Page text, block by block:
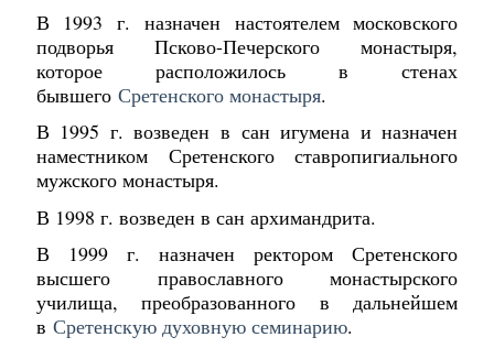
В 1993 г. назначен настоятелем московского
подворья Псково-Печерского монастыря,
которое расположилось в стенах
бывшего Сретенского монастыря.
В 1995 г. возведен в сан игумена и назначен
наместником Сретенского ставропигиального
мужского монастыря.
В 1998 г. возведен в сан архимандрита.
В 1999 г. назначен ректором Сретенского
высшего православного монастырского
училища, преобразованного в дальнейшем
в Сретенскую духовную семинарию.